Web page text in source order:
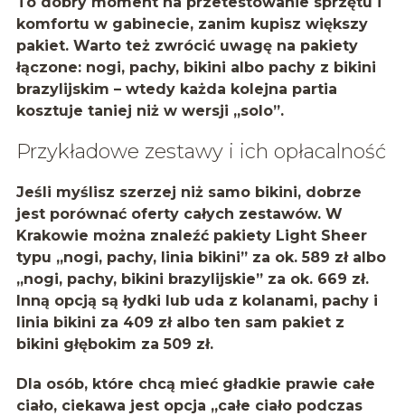
komfortu w gabinecie, zanim kupisz większy
pakiet. Warto też zwrócić uwagę na pakiety
łączone: nogi, pachy, bikini albo pachy z bikini
brazylijskim – wtedy każda kolejna partia
kosztuje taniej niż w wersji „solo”.
Przykładowe zestawy i ich opłacalność
Jeśli myślisz szerzej niż samo bikini, dobrze
jest porównać oferty całych zestawów. W
Krakowie można znaleźć pakiety Light Sheer
typu „nogi, pachy, linia bikini” za ok. 589 zł albo
„nogi, pachy, bikini brazylijskie” za ok. 669 zł.
Inną opcją są łydki lub uda z kolanami, pachy i
linia bikini za 409 zł albo ten sam pakiet z
bikini głębokim za 509 zł.
Dla osób, które chcą mieć gładkie prawie całe
ciało, ciekawa jest opcja „całe ciało podczas